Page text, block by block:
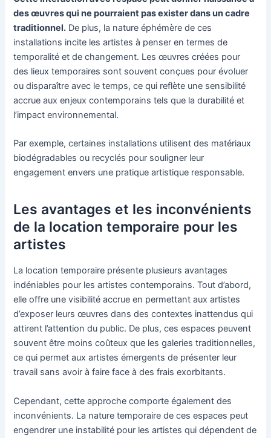
des œuvres qui ne pourraient pas exister dans un cadre
traditionnel. De plus, la nature éphémère de ces
installations incite les artistes à penser en termes de
temporalité et de changement. Les œuvres créées pour
des lieux temporaires sont souvent conçues pour évoluer
ou disparaître avec le temps, ce qui reflète une sensibilité
accrue aux enjeux contemporains tels que la durabilité et
l’impact environnemental.
Par exemple, certaines installations utilisent des matériaux
biodégradables ou recyclés pour souligner leur
engagement envers une pratique artistique responsable.
Les avantages et les inconvénients
de la location temporaire pour les
artistes
La location temporaire présente plusieurs avantages
indéniables pour les artistes contemporains. Tout d’abord,
elle offre une visibilité accrue en permettant aux artistes
d’exposer leurs œuvres dans des contextes inattendus qui
attirent l’attention du public. De plus, ces espaces peuvent
souvent être moins coûteux que les galeries traditionnelles,
ce qui permet aux artistes émergents de présenter leur
travail sans avoir à faire face à des frais exorbitants.
Cependant, cette approche comporte également des
inconvénients. La nature temporaire de ces espaces peut
engendrer une instabilité pour les artistes qui dépendent de